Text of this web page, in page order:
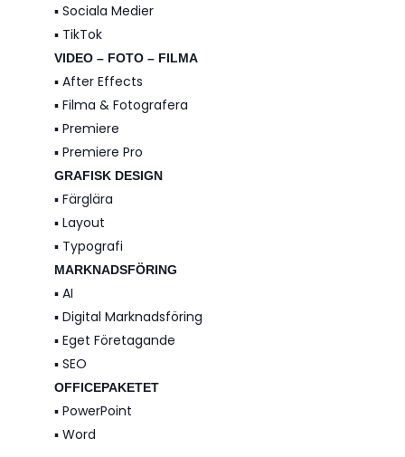
▪️ Sociala Medier
▪️ TikTok
VIDEO – FOTO – FILMA
▪️ After Effects
▪️ Filma & Fotografera
▪️ Premiere
▪️ Premiere Pro
GRAFISK DESIGN
▪️ Färglära
▪️ Layout
▪️ Typografi
MARKNADSFÖRING
▪️ AI
▪️ Digital Marknadsföring
▪️ Eget Företagande
▪️ SEO
OFFICEPAKETET
▪️ PowerPoint
▪️ Word